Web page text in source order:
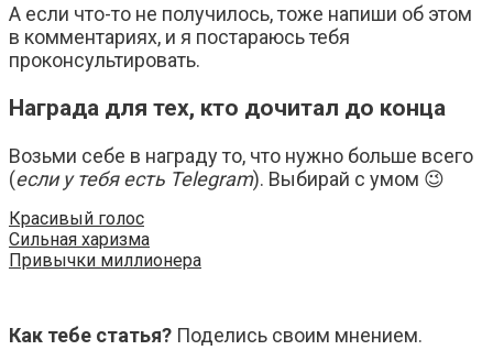
А если что-то не получилось, тоже напиши об этом
в комментариях, и я постараюсь тебя
проконсультировать.
Награда для тех, кто дочитал до конца
Возьми себе в награду то, что нужно больше всего
(если у тебя есть Telegram). Выбирай с умом 😉
Красивый голос
Сильная харизма
Привычки миллионера
Как тебе статья? Поделись своим мнением.